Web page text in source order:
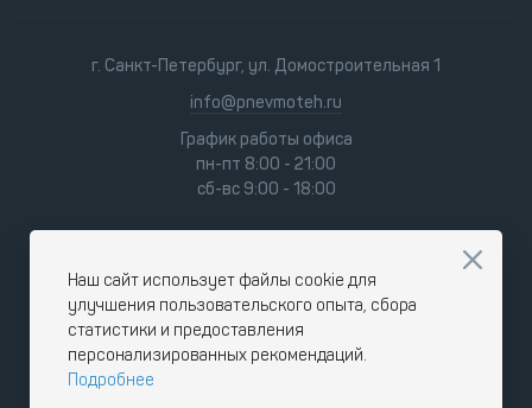
г. Санкт-Петербург, ул. Домостроительная 1
info@pnevmoteh.ru
График работы офиса
пн-пт 8:00 - 21:00
сб-вс 9:00 - 18:00
Наш сайт использует файлы cookie для
улучшения пользовательского опыта, сбора
статистики и предоставления
персонализированных рекомендаций.
Подробнее